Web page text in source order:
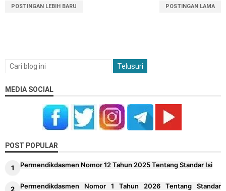
POSTINGAN LEBIH BARU POSTINGAN LAMA
MEDIA SOCIAL
POST POPULAR
Permendikdasmen Nomor 12 Tahun 2025 Tentang Standar Isi
Permendikdasmen Nomor 1 Tahun 2026 Tentang Standar